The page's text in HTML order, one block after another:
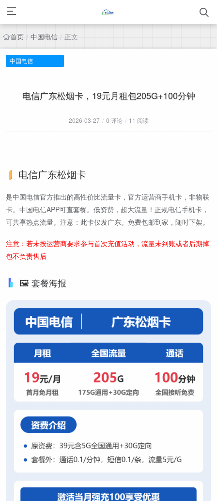
首页 / 中国电信 / 正文
中国电信
电信广东松烟卡，19元月租包205G+100分钟
2026-03-27 / 0 评论 / 11 阅读
电信广东松烟卡
是中国电信官方推出的高性价比流量卡，官方运营商手机卡，非物联
卡。中国电信APP可查套餐。低资费，超大流量！正规电信手机卡，
可共享热点流量。注意：此卡仅发广东。免费包邮到家，随时下架。
注意：若未按运营商要求参与首次充值活动，流量未到账或者后期掉
包不负责售后
🖼️ 套餐海报